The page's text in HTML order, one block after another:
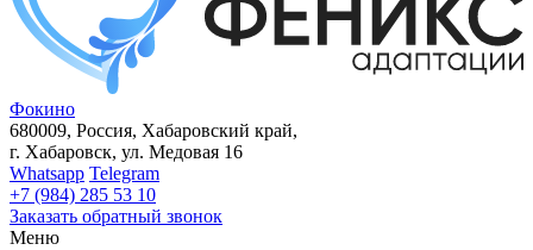
Фокино
680009, Россия, Хабаровский край,
г. Хабаровск, ул. Медовая 16
Whatsapp Telegram
+7 (984) 285 53 10
Заказать обратный звонок
Меню